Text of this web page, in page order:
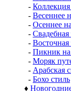
-
- Весеннее
- Осеннее
- Свадебная
- Восточная
- Пикник
- Моряк
- Арабская
- Бохо стиль
♦